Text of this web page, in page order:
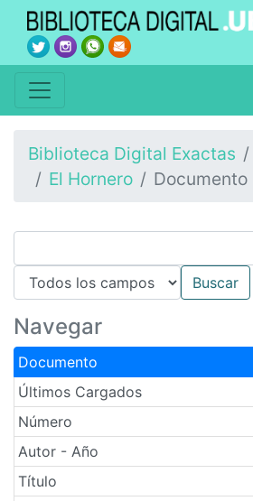
Biblioteca Digital Exactas
El Hornero
Documento
Navegar
Documento
Últimos Cargados
Número
Autor - Año
Título